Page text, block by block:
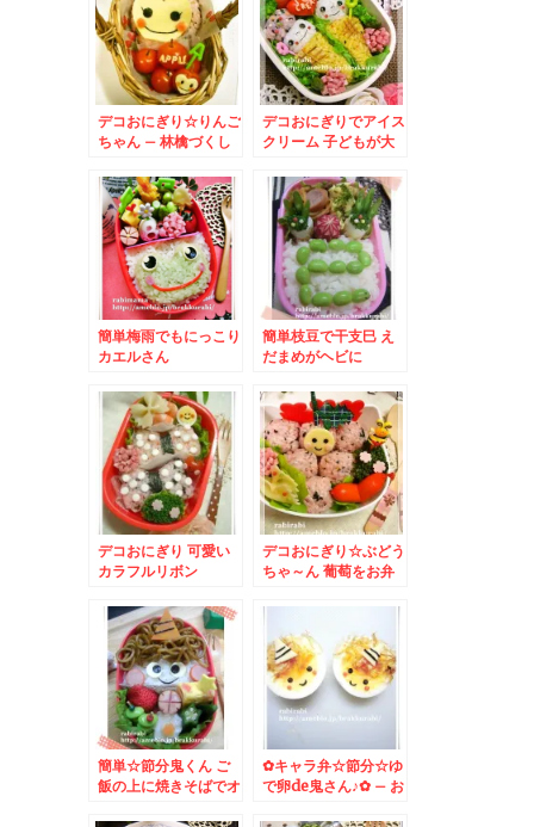
デコおにぎり☆りんご
ちゃん – 林檎づくし
デコおにぎりでアイス
クリーム 子どもが大
簡単梅雨でもにっこり
カエルさん
簡単枝豆で干支巳 え
だまめがヘビに
デコおにぎり 可愛い
カラフルリボン
デコおにぎり☆ぶどう
ちゃ～ん 葡萄をお弁
簡単☆節分鬼くん ご
飯の上に焼きそばでオ
✿キャラ弁☆節分☆ゆ
で卵de鬼さん♪✿ – お